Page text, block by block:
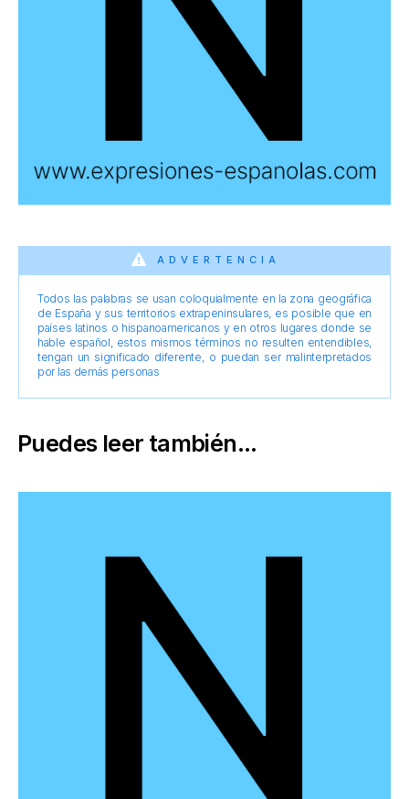
ADVERTENCIA
Todos las palabras se usan coloquialmente en la zona geográfica
de España y sus territorios extrapeninsulares, es posible que en
países latinos o hispanoamericanos y en otros lugares donde se
hable español, estos mismos términos no resulten entendibles,
tengan un significado diferente, o puedan ser malinterpretados
por las demás personas
Puedes leer también...